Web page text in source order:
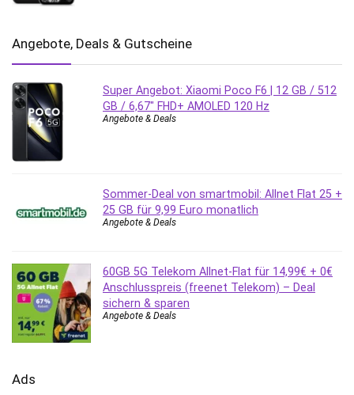
Angebote, Deals & Gutscheine
Super Angebot: Xiaomi Poco F6 | 12 GB / 512
GB / 6,67″ FHD+ AMOLED 120 Hz
Angebote & Deals
Sommer-Deal von smartmobil: Allnet Flat 25 +
25 GB für 9,99 Euro monatlich
Angebote & Deals
60GB 5G Telekom Allnet-Flat für 14,99€ + 0€
Anschlusspreis (freenet Telekom) – Deal
sichern & sparen
Angebote & Deals
Ads